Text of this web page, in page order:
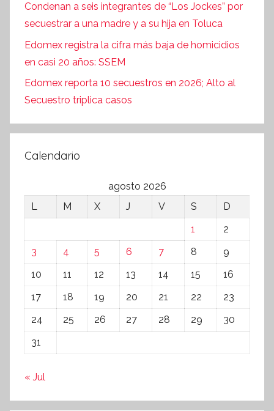
Condenan a seis integrantes de “Los Jockes” por
secuestrar a una madre y a su hija en Toluca
Edomex registra la cifra más baja de homicidios
en casi 20 años: SSEM
Edomex reporta 10 secuestros en 2026; Alto al
Secuestro triplica casos
Calendario
agosto 2026
L
M X J V S
D
1
2
3
4 5 6 7 8
9
10
11 12 13 14 15
16
17
18 19 20 21 22
23
24
25 26 27 28 29
30
31
« Jul